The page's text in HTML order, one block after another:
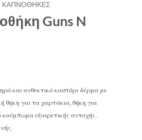
ΚΑΠΝΟΘΗΚΕΣ
Guns N
και ανθεκτικό καστόρι δέρμα με
θήκη για τα χαρτάκια, θήκη για
εξαιρετικής αντοχής.